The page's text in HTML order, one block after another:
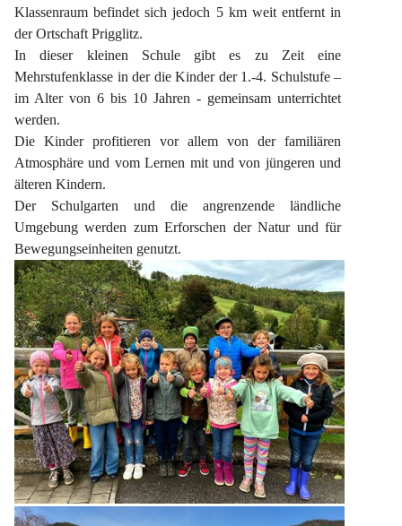
Klassenraum befindet sich jedoch 5 km weit entfernt in
der Ortschaft Prigglitz.
In dieser kleinen Schule gibt es zu Zeit eine
Mehrstufenklasse in der die Kinder der 1.-4. Schulstufe –
im Alter von 6 bis 10 Jahren - gemeinsam unterrichtet
werden.
Die Kinder profitieren vor allem von der familiären
Atmosphäre und vom Lernen mit und von jüngeren und
älteren Kindern.
Der Schulgarten und die angrenzende ländliche
Umgebung werden zum Erforschen der Natur und für
Bewegungseinheiten genutzt.